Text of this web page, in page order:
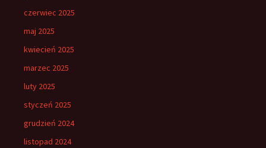
czerwiec 2025
maj 2025
kwiecień 2025
marzec 2025
luty 2025
styczeń 2025
grudzień 2024
listopad 2024